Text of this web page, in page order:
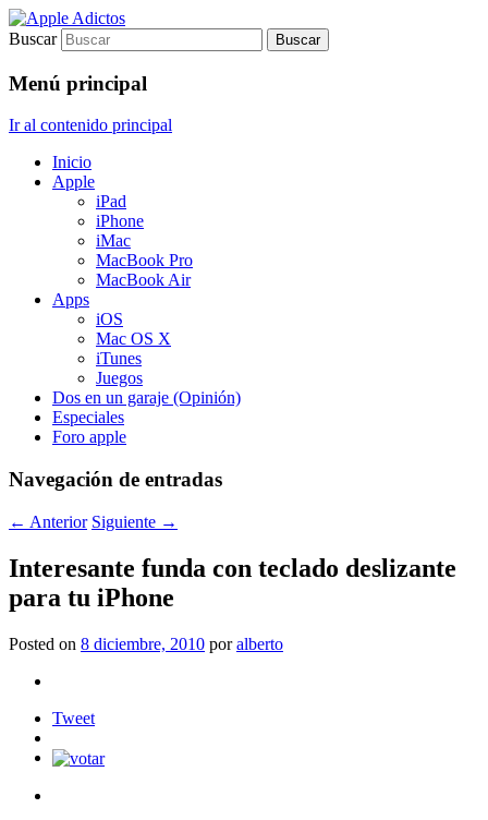
Apple Adictos
Sólo para auténticos adictos a Apple
Buscar
Menú principal
Ir al contenido principal
Inicio
Apple
iPad
iPhone
iMac
MacBook Pro
MacBook Air
Apps
iOS
Mac OS X
iTunes
Juegos
Dos en un garaje (Opinión)
Especiales
Foro apple
Navegación de entradas
← Anterior Siguiente →
Interesante funda con teclado deslizante
para tu iPhone
Posted on 8 diciembre, 2010 poralberto
Tweet